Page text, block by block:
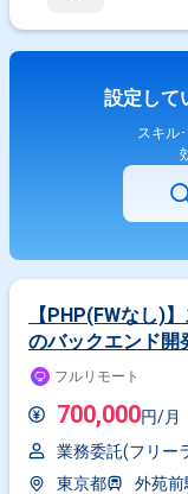
設定して
スキル
【PHP(FWなし)
のバックエンド開
フルリモート
700,000円/月
業務委託(フリー
東京都
外苑前